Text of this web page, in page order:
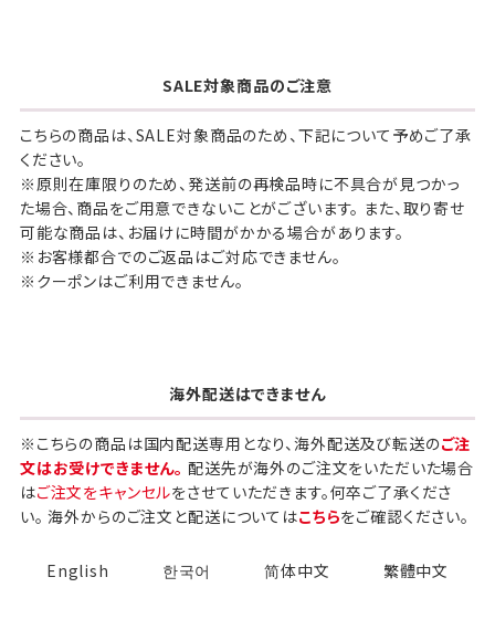
SALE対象商品のご注意
こちらの商品は、SALE対象商品のため、下記について予めご了承
ください。
※原則在庫限りのため、発送前の再検品時に不具合が見つかっ
た場合、商品をご用意できないことがございます。 また、取り寄せ
可能な商品は、お届けに時間がかかる場合があります。
※お客様都合でのご返品はご対応できません。
※クーポンはご利用できません。
海外配送はできません
※こちらの商品は国内配送専用となり、海外配送及び転送のご注
文はお受けできません。 配送先が海外のご注文をいただいた場合
はご注文をキャンセルをさせていただきます。何卒ご了承くださ
い。 海外からのご注文と配送についてはこちらをご確認ください。
English 한국어 简体中文 繁體中文